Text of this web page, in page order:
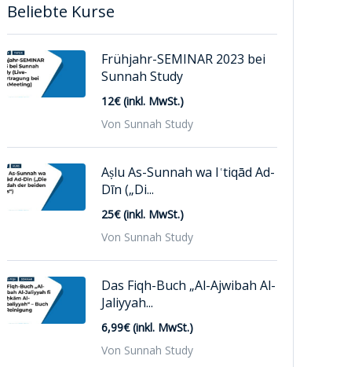
Beliebte Kurse
Frühjahr-SEMINAR 2023 bei
Sunnah Study
12€ (inkl. MwSt.)
Von Sunnah Study
Aṣlu As-Sunnah wa Iʿtiqād Ad-
Dīn („Di...
25€ (inkl. MwSt.)
Von Sunnah Study
Das Fiqh-Buch „Al-Ajwibah Al-
Jaliyyah...
6,99€ (inkl. MwSt.)
Von Sunnah Study